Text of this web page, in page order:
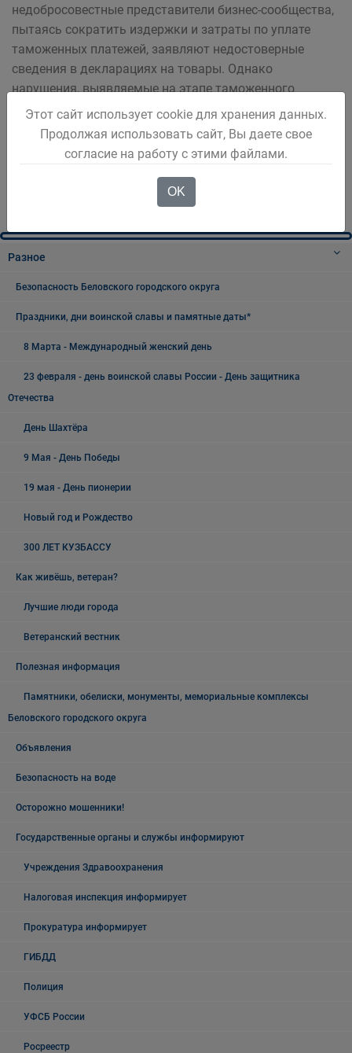
недобросовестные представители бизнес-сообщества,
пытаясь сократить издержки и затраты по уплате
таможенных платежей, заявляют недостоверные
сведения в декларациях на товары. Однако
нарушения, выявляемые на этапе таможенного
контроля после выпуска товаров чреваты для них
незапланированными расходами на таможенные
платежи, пени и штрафы, возбуждением дел об
Разное
Безопасность Беловского городского округа
Праздники, дни воинской славы и памятные даты*
8 Марта - Международный женский день
23 февраля - день воинской славы России - День защитника
Отечества
День Шахтёра
9 Мая - День Победы
19 мая - День пионерии
Новый год и Рождество
300 ЛЕТ КУЗБАССУ
Как живёшь, ветеран?
Лучшие люди города
Ветеранский вестник
Полезная информация
Памятники, обелиски, монументы, мемориальные комплексы
Беловского городского округа
Объявления
Безопасность на воде
Осторожно мошенники!
Государственные органы и службы информируют
Учреждения Здравоохранения
Налоговая инспекция информирует
Прокуратура информирует
ГИБДД
Полиция
УФСБ России
Росреестр
Этот сайт использует cookie для хранения данных.
Продолжая использовать сайт, Вы даете свое
согласие на работу с этими файлами.
OK